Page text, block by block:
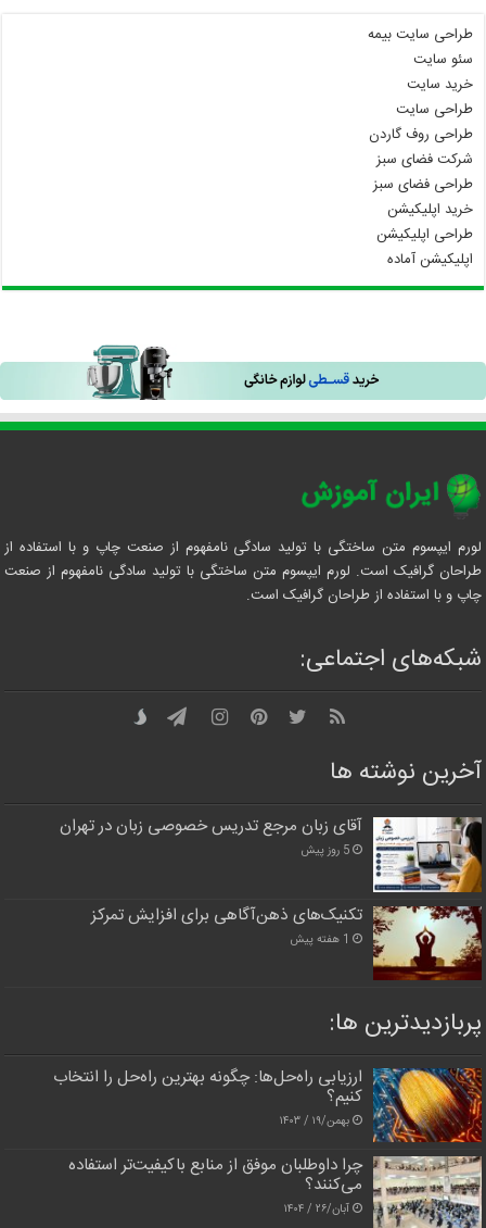
طراحی سایت بیمه
سئو سایت
خرید سایت
طراحی سایت
طراحی روف گاردن
شرکت فضای سبز
طراحی فضای سبز
خرید اپلیکیشن
طراحی اپلیکیشن
اپلیکیشن آماده
لورم ایپسوم متن ساختگی با تولید سادگی نامفهوم از صنعت چاپ و با استفاده از
طراحان گرافیک است. لورم ایپسوم متن ساختگی با تولید سادگی نامفهوم از صنعت
چاپ و با استفاده از طراحان گرافیک است.
شبکه‌های اجتماعی:
آخرین نوشته ها
آقای زبان مرجع تدریس خصوصی زبان در تهران
5 روز پیش
تکنیک‌های ذهن‌آگاهی برای افزایش تمرکز
1 هفته پیش
پربازدیدترین‌ ها:
ارزیابی راه‌حل‌ها: چگونه بهترین راه‌حل را انتخاب
کنیم؟
بهمن/۱۹ / ۱۴۰۳
چرا داوطلبان موفق از منابع باکیفیت‌تر استفاده
می‌کنند؟
آبان/۲۶ / ۱۴۰۴